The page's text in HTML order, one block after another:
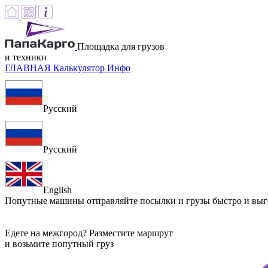
Площадка для грузов
и техники
ГЛАВНАЯ Калькулятор Инфо
Русский
Русский
English
Попутные машины отправляйте посылки и грузы быстро и
Едете на межгород? Разместите маршрут
и возьмите попутный груз